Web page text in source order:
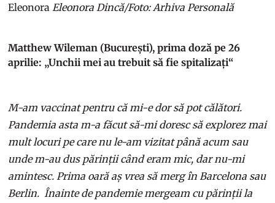
Eleonora Eleonora Dincă/Foto: Arhiva Personală
Matthew Wileman (București), prima doză pe 26
aprilie: „Unchii mei au trebuit să fie spitalizați“
M-am vaccinat pentru că mi-e dor să pot călători.
Pandemia asta m-a făcut să-mi doresc să explorez mai
mult locuri pe care nu le-am vizitat până acum sau
unde m-au dus părinții când eram mic, dar nu-mi
amintesc. Prima oară aș vrea să merg în Barcelona sau
Berlin. Înainte de pandemie mergeam cu părinții la